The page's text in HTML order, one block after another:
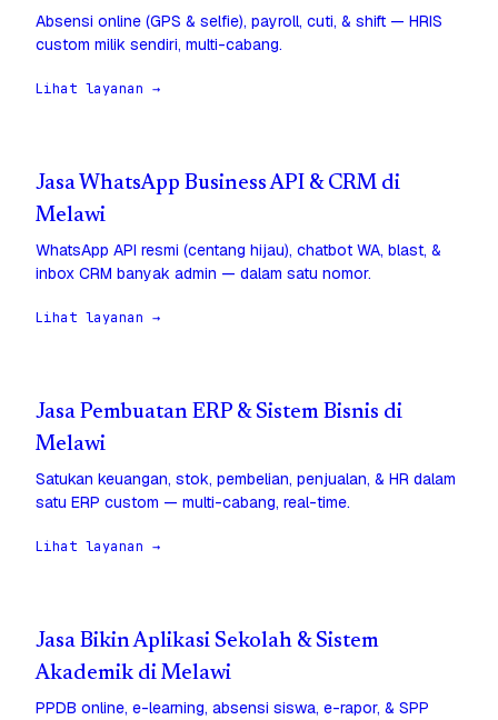
Absensi online (GPS & selfie), payroll, cuti, & shift — HRIS
custom milik sendiri, multi-cabang.
Lihat layanan →
Jasa WhatsApp Business API & CRM di
Melawi
WhatsApp API resmi (centang hijau), chatbot WA, blast, &
inbox CRM banyak admin — dalam satu nomor.
Lihat layanan →
Jasa Pembuatan ERP & Sistem Bisnis di
Melawi
Satukan keuangan, stok, pembelian, penjualan, & HR dalam
satu ERP custom — multi-cabang, real-time.
Lihat layanan →
Jasa Bikin Aplikasi Sekolah & Sistem
Akademik di Melawi
PPDB online, e-learning, absensi siswa, e-rapor, & SPP